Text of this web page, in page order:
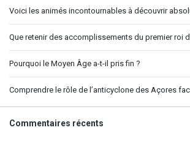
Voici les animés incontournables à découvrir
Que retenir des accomplissements du premier roi
Pourquoi le Moyen Âge a-t-il pris fin ?
Comprendre le rôle de l’anticyclone des Açores
Commentaires récents